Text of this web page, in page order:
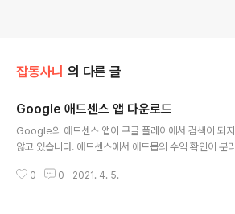
잡동사니 의 다른 글
Google 애드센스 앱 다운로드
Google의 애드센스 앱이 구글 플레이에서 검색이 되지
않고 있습니다. 애드센스에서 애드몹의 수익 확인이 분리
드센스 앱은 더이상 지원되지 않는다고 하지만 지금도 사
0 0 2021. 4. 5.